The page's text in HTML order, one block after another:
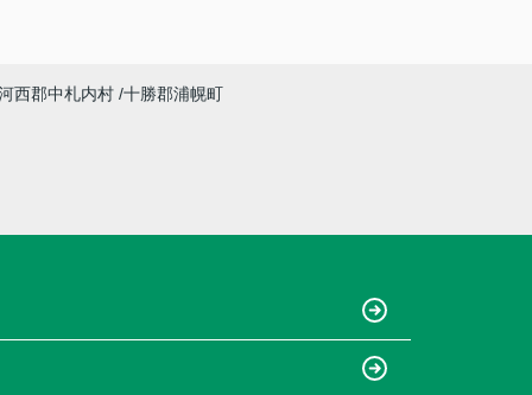
西郡中札内村 十勝郡浦幌町